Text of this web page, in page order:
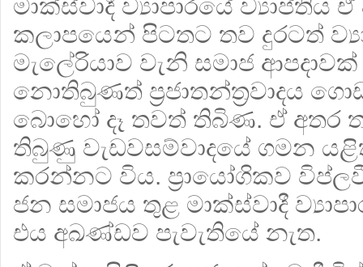
මාක්ස්වාදී ව්‍යාපාරයේ ව්‍යාප්තිය
කලාපයෙන් පිටතට තව දුරටත්
මැලේරියාව වැනි සමාජ
නොතිබුණත් ප‍්‍රජාතන්ත‍්‍රවාදය
බොහෝ දෑ තවත් තිබිණ. ඒ අතර
තිබුණු වැඩවසම්වාදයේ ගමන
කරන්නට විය. ප‍්‍රායෝගිකව
ජන සමාජය තුළ මාක්ස්වාදී
එය අඛණ්ඩව පැවැතියේ නැත.